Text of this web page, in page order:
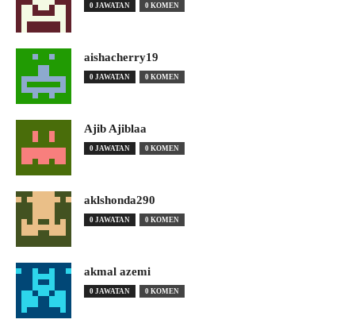
0 JAWATAN 0 KOMEN
aishacherry19
0 JAWATAN 0 KOMEN
Ajib Ajiblaa
0 JAWATAN 0 KOMEN
aklshonda290
0 JAWATAN 0 KOMEN
akmal azemi
0 JAWATAN 0 KOMEN